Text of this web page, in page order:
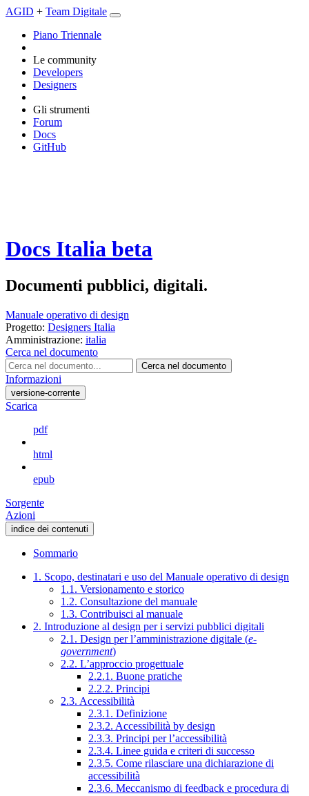
AGID + Team Digitale
Piano Triennale
Le community
Developers
Designers
Gli strumenti
Forum
Docs
GitHub
Docs Italia beta
Documenti pubblici, digitali.
Manuale operativo di design
Progetto: Designers Italia
Amministrazione: italia
Cerca nel documento
Cerca nel documento
Informazioni
versione-corrente
Scarica
pdf
html
epub
Sorgente
Azioni
indice dei contenuti
Sommario
1. Scopo, destinatari e uso del Manuale operativo di design
1.1. Versionamento e storico
1.2. Consultazione del manuale
1.3. Contribuisci al manuale
2. Introduzione al design per i servizi pubblici digitali
2.1. Design per l’amministrazione digitale (e-
government)
2.2. L’approccio progettuale
2.2.1. Buone pratiche
2.2.2. Principi
2.3. Accessibilità
2.3.1. Definizione
2.3.2. Accessibilità by design
2.3.3. Principi per l’accessibilità
2.3.4. Linee guida e criteri di successo
2.3.5. Come rilasciare una dichiarazione di
accessibilità
2.3.6. Meccanismo di feedback e procedura di